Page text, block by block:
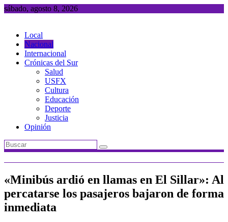
Saltar
sábado, agosto 8, 2026
Local
Nacional
Internacional
Crónicas del Sur
Salud
USFX
Cultura
Educación
Deporte
Justicia
Opinión
«Minibús ardió en llamas en El Sillar»: Al
percatarse los pasajeros bajaron de forma
inmediata